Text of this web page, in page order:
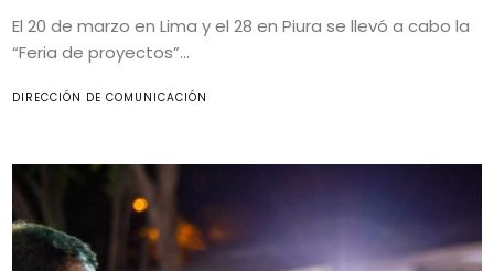
El 20 de marzo en Lima y el 28 en Piura se llevó a cabo la
“Feria de proyectos”...
DIRECCIÓN DE COMUNICACIÓN